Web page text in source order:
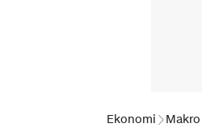
Ekonomi Makro